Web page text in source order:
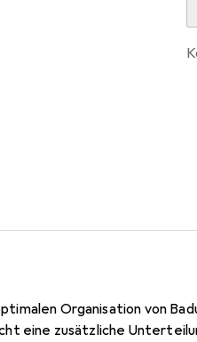
Organisation von
eine zusätzliche